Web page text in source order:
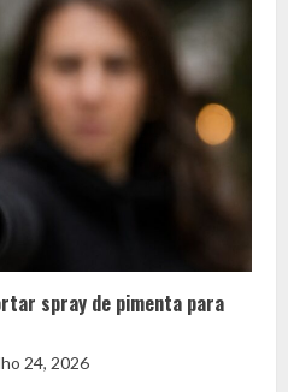
spray de pimenta para
24, 2026